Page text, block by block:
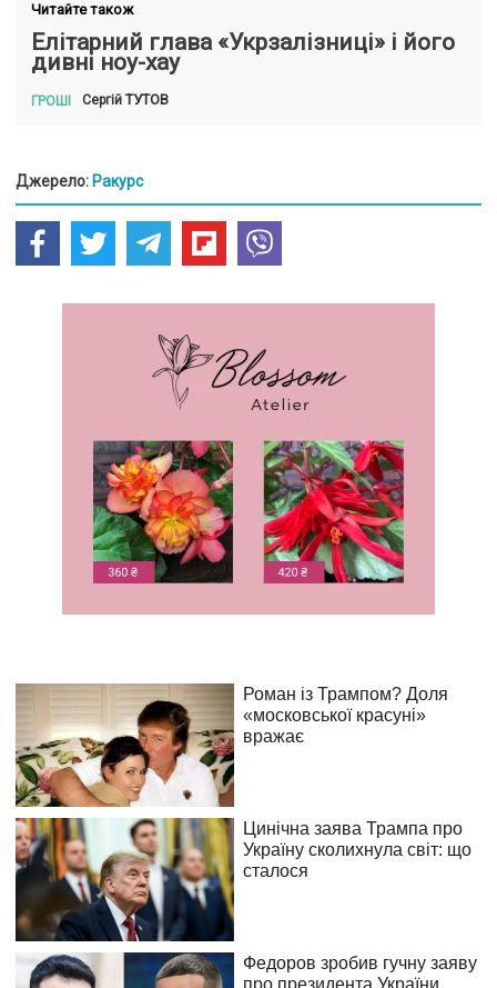
Читайте також
Елітарний глава «Укрзалізниці» і його
дивні ноу-хау
ГРОШІ СергійТУТОВ
Джерело: Ракурс